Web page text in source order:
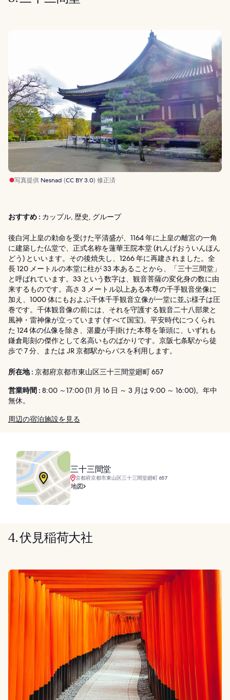
写真提供 Nesnad (CC BY 3.0) 修正済
おすすめ : カップル, 歴史, グループ
後白河上皇の勅命を受けた平清盛が、1164 年に上皇の離宮の一角
に建築した仏堂で、正式名称を蓮華王院本堂 (れんげおういんほん
どう) といいます。その後焼失し、1266 年に再建されました。全
長 120 メートルの本堂に柱が 33 本あることから、「三十三間堂」
と呼ばれています。33 という数字は、観音菩薩の変化身の数に由
来するものです。高さ 3 メートル以上ある本尊の千手観音坐像に
加え、1000 体にもおよぶ千体千手観音立像が一堂に並ぶ様子は圧
巻です。千体観音像の前には、それを守護する観音二十八部衆と
風神・雷神像が立っています (すべて国宝)。平安時代につくられ
た 124 体の仏像を除き、湛慶が手掛けた本尊を筆頭に、いずれも
鎌倉彫刻の傑作として名高いものばかりです。京阪七条駅から徒
歩で 7 分、または JR 京都駅からバスを利用します。
所在地 : 京都府京都市東山区三十三間堂廻町 657
営業時間 : 8:00 ～17:00 (11 月 16 日 ～ 3 月は 9:00 ～ 16:00)。年中
無休。
周辺の宿泊施設を見る
三十三間堂
京都府京都市東山区三十三間堂廻町 657
地図
4. 伏見稲荷大社